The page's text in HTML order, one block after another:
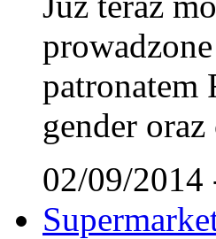
patronatem
gender
02/09/2014